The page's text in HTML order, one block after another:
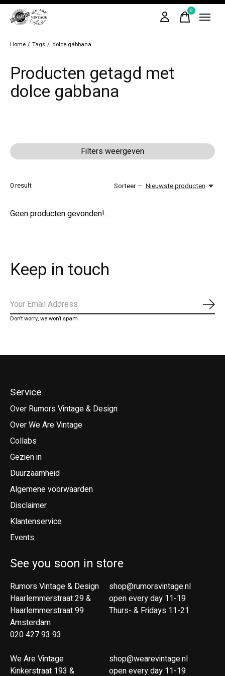
0items
Home / Tags / dolce gabbana
Producten getagd met
dolce gabbana
Filters weergeven
0result Sorteer — Nieuwste producten
Geen producten gevonden!...
Keep in touch
Don’t worry, we won’t spam
Service
Over Rumors Vintage & Design
Over We Are Vintage
Collabs
Gezien in
Duurzaamheid
Algemene voorwaarden
Disclaimer
Klantenservice
Events
See you soon in store
Rumors Vintage & Design
Haarlemmerstraat 29 &
Haarlemmerstraat 99
Amsterdam
020 427 93 93
We Are Vintage
Kinkerstraat 193 &
shop@rumorsvintage.nl
open every day 11-19
Thurs- & Fridays 11-21
shop@wearevintage.nl
open every day 11-19